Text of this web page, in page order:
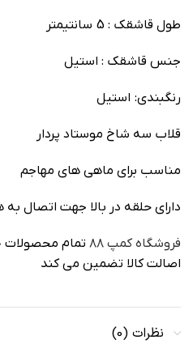
طول قاشقک : 5 سانتیمتر
جنس قاشقک : استیل
رنگبندی: استیل
قلاب سه شاخ موستاد پردار
مناسب برای ماهی های مهاجم
دارای حلقه در بالا جهت اتصال به
فروشگاه کمپ ۸۸
تمام محصولات
اصالت کالا تضمین می کند
نظرات (0)